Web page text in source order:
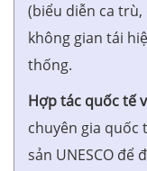
(biểu diễn ca
không gian tái
thống.
Hợp tác quốc tế
chuyên gia quốc
sản UNESCO để